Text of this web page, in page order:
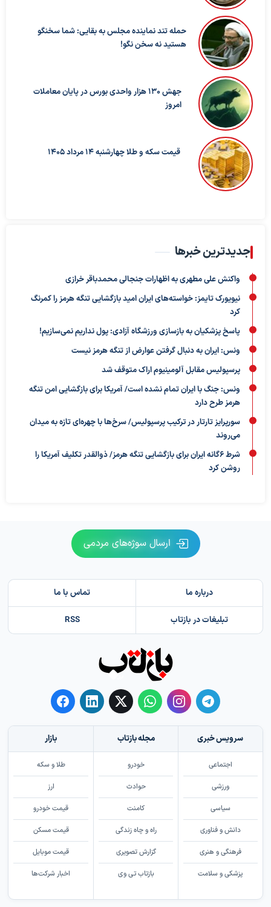
حمله تند نماینده مجلس به بقایی: شما سخنگو
هستید نه سخن نگو!
جهش 130 هزار واحدی بورس در پایان معاملات
امروز
قیمت سکه و طلا چهارشنبه 14 مرداد 1405
جدیدترین خبرها
واکنش علی مطهری به اظهارات جنجالی محمدباقر خرازی
نیویورک تایمز: خواسته‌های ایران امید بازگشایی تنگه هرمز را کمرنگ
کرد
پاسخ پزشکیان به بازسازی ورزشگاه آزادی: پول نداریم نمی‌سازیم!
ونس: ایران به دنبال گرفتن عوارض از تنگه هرمز نیست
پرسپولیس مقابل آلومینیوم اراک متوقف شد
ونس: جنگ با ایران تمام نشده است/ آمریکا برای بازگشایی امن تنگه
هرمز طرح دارد
سورپرایز تارتار در ترکیب پرسپولیس/ سرخ‌ها با چهره‌ای تازه به میدان
می‌روند
شرط ۶گانه ایران برای بازگشایی تنگه هرمز/ ذوالقدر تکلیف آمریکا را
روشن کرد
ارسال سوژه‌های مردمی
درباره ما تماس با ما
تبلیغات در بازتاب RSS
سرویس خبری
اجتماعی
ورزشی
سیاسی
دانش و فناوری
فرهنگی و هنری
پزشکی و سلامت
مجله بازتاب
خودرو
حوادث
کامنت
راه و چاه زندگی
گزارش تصویری
بازتاب تی وی
بازار
طلا و سکه
ارز
قیمت خودرو
قیمت مسکن
قیمت موبایل
اخبار شرکت‌ها